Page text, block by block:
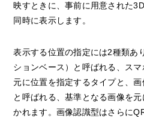
映すときに、事前に用意された
同時に表示します。
表示する位置の指定には2種類あ
ションベース）と呼ばれる、ス
元に位置を指定するタイプと、画
と呼ばれる、基準となる画像を
かれます。画像認識型はさらに